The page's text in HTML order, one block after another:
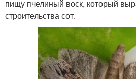
пищу пчелиный воск, который
строительства сот.